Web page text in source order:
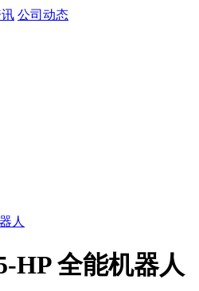
公司动态
HP 全能机器人